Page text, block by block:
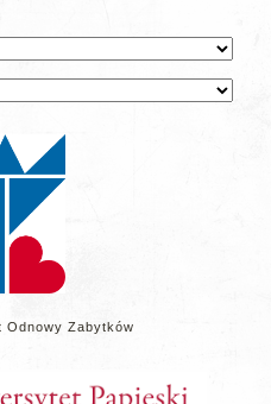
Odnowy Zabytków